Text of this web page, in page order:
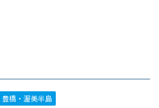
豊橋・渥美半島